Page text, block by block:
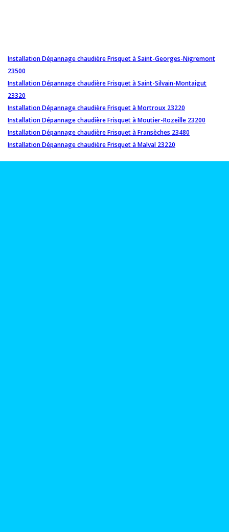
Installation Dépannage chaudière Frisquet à Saint-Georges-Nigremont
23500
Installation Dépannage chaudière Frisquet à Saint-Silvain-Montaigut
23320
Installation Dépannage chaudière Frisquet à Mortroux 23220
Installation Dépannage chaudière Frisquet à Moutier-Rozeille 23200
Installation Dépannage chaudière Frisquet à Fransèches 23480
Installation Dépannage chaudière Frisquet à Malval 23220